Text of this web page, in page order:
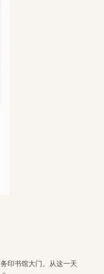
印书馆大门。从这一天